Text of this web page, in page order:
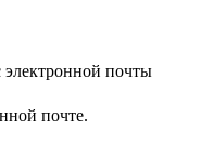
почты
почте.